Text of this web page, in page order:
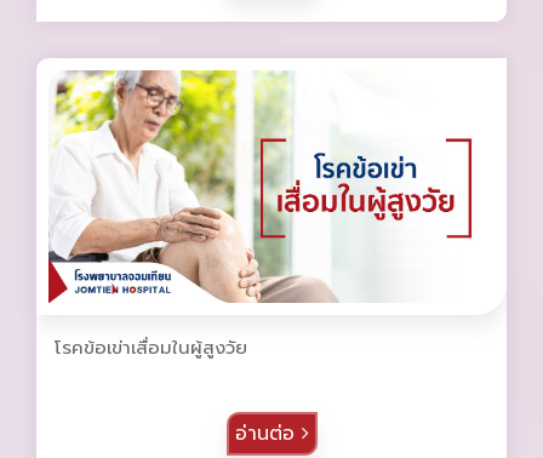
โรคข้อเข่าเสื่อมในผู้สูงวัย
อ่านต่อ